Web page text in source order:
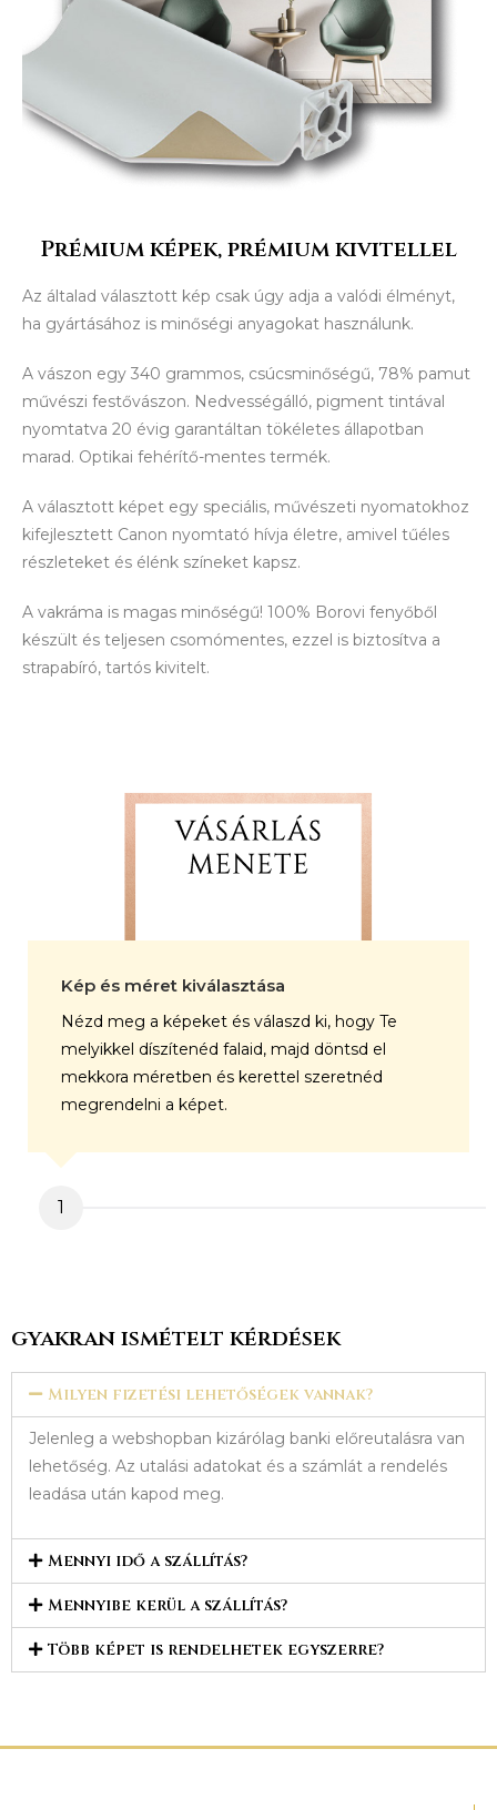
Prémium képek, prémium kivitellel
Az általad választott kép csak úgy adja a valódi élményt,
ha gyártásához is minőségi anyagokat használunk.
A vászon egy 340 grammos, csúcsminőségű, 78% pamut
művészi festővászon. Nedvességálló, pigment tintával
nyomtatva 20 évig garantáltan tökéletes állapotban
marad. Optikai fehérítő-mentes termék.
A választott képet egy speciális, művészeti nyomatokhoz
kifejlesztett Canon nyomtató hívja életre, amivel tűéles
részleteket és élénk színeket kapsz.
A vakráma is magas minőségű! 100% Borovi fenyőből
készült és teljesen csomómentes, ezzel is biztosítva a
strapabíró, tartós kivitelt.
Kép és méret kiválasztása
Nézd meg a képeket és válaszd ki, hogy Te
melyikkel díszítenéd falaid, majd döntsd el
mekkora méretben és kerettel szeretnéd
megrendelni a képet.
1
gyakran ismételt kérdések
Milyen fizetési lehetőségek vannak?
Jelenleg a webshopban kizárólag banki előreutalásra van
lehetőség. Az utalási adatokat és a számlát a rendelés
leadása után kapod meg.
Mennyi idő a szállítás?
Mennyibe kerül a szállítás?
Több képet is rendelhetek egyszerre?